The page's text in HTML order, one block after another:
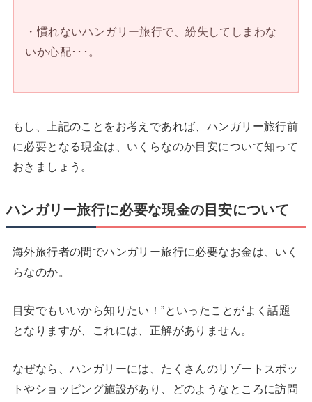
・慣れないハンガリー旅行で、紛失してしまわな
いか心配･･･。
もし、上記のことをお考えであれば、ハンガリー旅行前
に必要となる現金は、いくらなのか目安について知って
おきましょう。
ハンガリー旅行に必要な現金の目安について
海外旅行者の間でハンガリー旅行に必要なお金は、いく
らなのか。
目安でもいいから知りたい！”といったことがよく話題
となりますが、これには、正解がありません。
なぜなら、ハンガリーには、たくさんのリゾートスポッ
トやショッピング施設があり、どのようなところに訪問